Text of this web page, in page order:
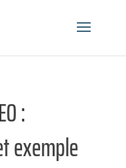
:
exemple